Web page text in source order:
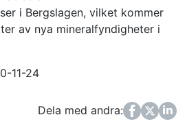
i Bergslagen, vilket kommer
av nya mineralfyndigheter i
11-24
Dela med andra:
FacebookTwitter
LinkedIn